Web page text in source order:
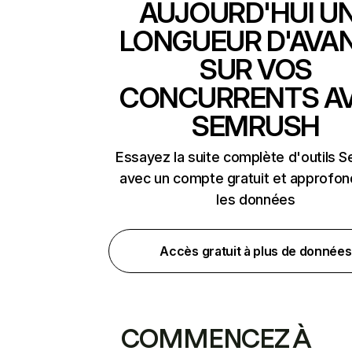
AUJOURD'HUI
LONGUEUR
SUR VOS
CONCURRENTS
SEMRUSH
Essayez la suite complète d'outils
avec un compte gratuit et
les données
Accès gratuit à plus de données
COMMENCEZ À